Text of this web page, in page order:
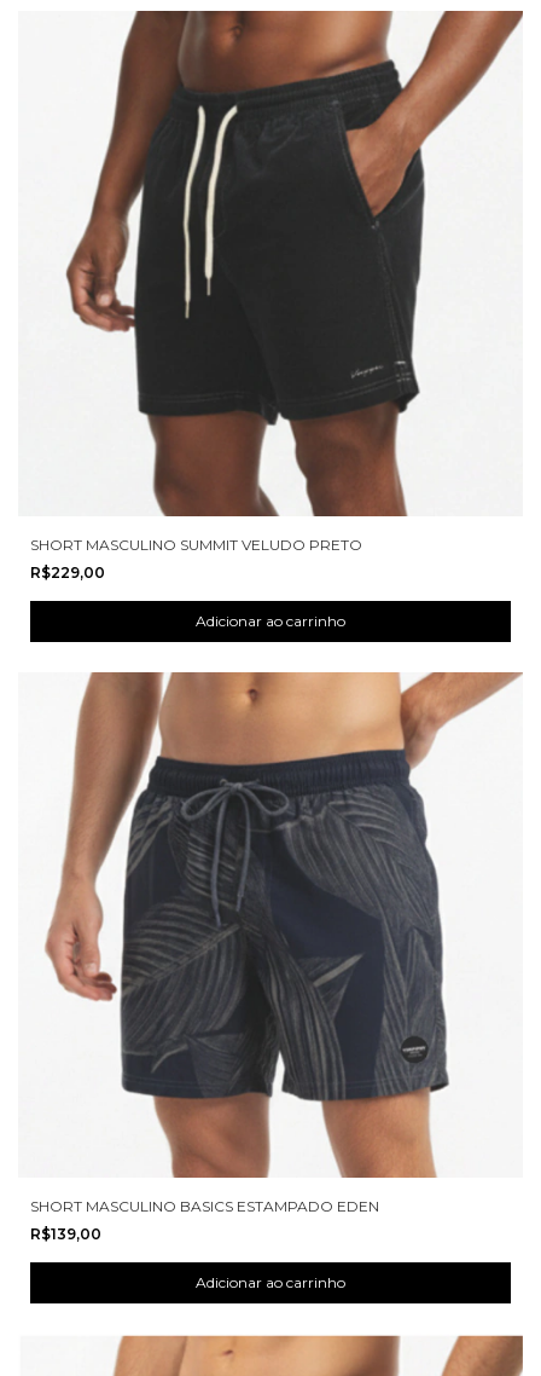
SHORT MASCULINO SUMMIT VELUDO PRETO
R$229,00
SHORT MASCULINO BASICS ESTAMPADO EDEN
R$139,00